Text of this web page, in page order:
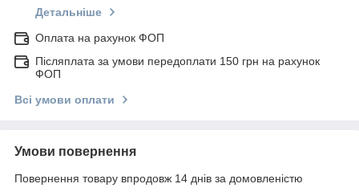
Детальніше
Оплата на рахунок ФОП
Післяплата за умови передоплати 150 грн на рахунок
ФОП
Всі умови оплати
Умови повернення
Повернення товару впродовж 14 днів за домовленістю